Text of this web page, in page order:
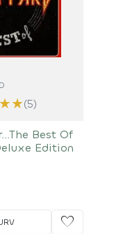
★★(5)
Best Of
Edition
favorite